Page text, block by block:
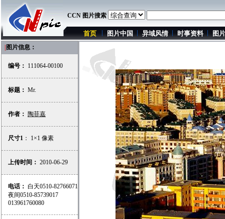
CCN 图片搜索
首页 图片中国 异域风情 时事资料 图
图片信息：
编号： 111064-00100
标题： Mr.
作者： 陶菲嘉
尺寸1 ： 1×1 像素
上传时间： 2010-06-29
电话： 白天0510-82766071
夜间0510-85739017
013961760080